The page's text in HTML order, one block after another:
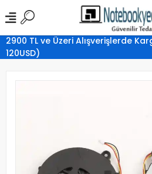
2900 TL ve Üzeri Alışverişlerde
120USD)